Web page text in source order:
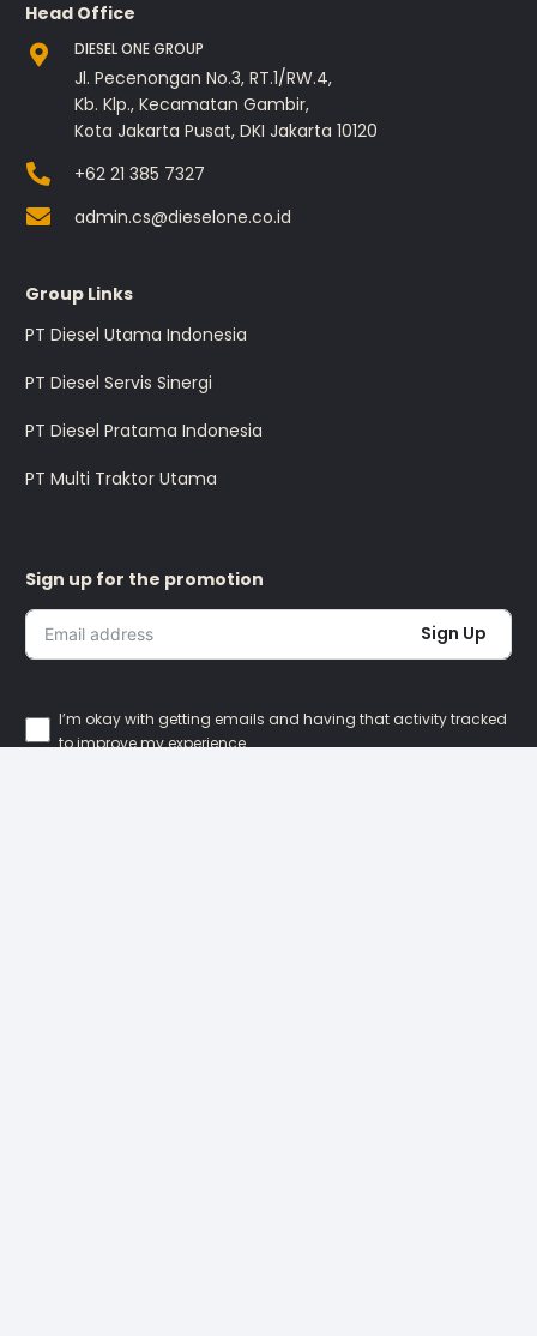
Head Office
DIESEL ONE GROUP
Jl. Pecenongan No.3, RT.1/RW.4,
Kb. Klp., Kecamatan Gambir,
Kota Jakarta Pusat, DKI Jakarta 10120
+62 21 385 7327
admin.cs@dieselone.co.id
Group Links
PT Diesel Utama Indonesia
PT Diesel Servis Sinergi
PT Diesel Pratama Indonesia
PT Multi Traktor Utama
Sign up for the promotion
Sign Up
I’m okay with getting emails and having that activity tracked
to improve my experience.